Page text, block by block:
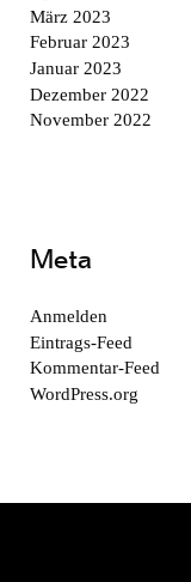
März 2023
Februar 2023
Januar 2023
Dezember 2022
November 2022
Meta
Anmelden
Eintrags-Feed
Kommentar-Feed
WordPress.org